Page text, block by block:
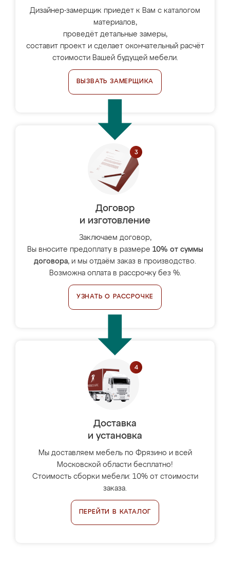
Дизайнер-замерщик приедет к Вам с каталогом
материалов,
проведёт детальные замеры,
составит проект и сделает окончательный расчёт
стоимости Вашей будущей мебели.
ВЫЗВАТЬ ЗАМЕРЩИКА
Договор
и изготовление
Заключаем договор,
Вы вносите предоплату в размере 10% от суммы
договора, и мы отдаём заказ в производство.
Возможна оплата в рассрочку без %.
УЗНАТЬ О РАССРОЧКЕ
Доставка
и установка
Мы доставляем мебель по Фрязино и всей
Московской области бесплатно!
Стоимость сборки мебели: 10% от стоимости
заказа.
ПЕРЕЙТИ В КАТАЛОГ